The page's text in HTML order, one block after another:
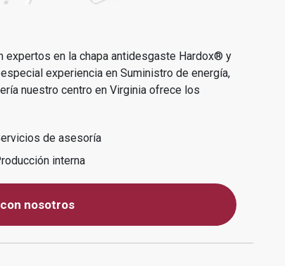
en la chapa antidesgaste Hardox® y
experiencia en Suministro de energía,
nuestro centro en Virginiaofrece los
de asesoría
interna
nosotros